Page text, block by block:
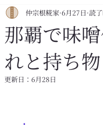
那覇で味
れと持ち物
仲宗根糀家 6月27日 読
更新日： 6月28日